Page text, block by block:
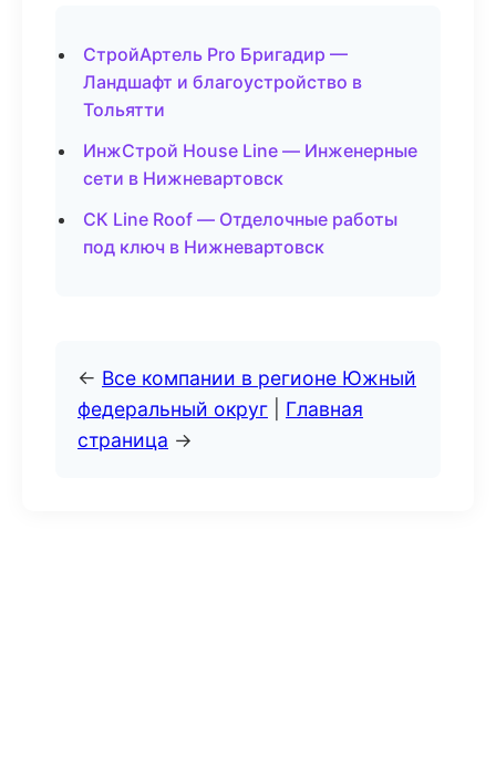
СтройАртель Pro Бригадир —
Ландшафт и благоустройство в
Тольятти
ИнжСтрой House Line — Инженерные
сети в Нижневартовск
СК Line Roof — Отделочные работы
под ключ в Нижневартовск
← Все компании в регионе Южный
федеральный округ
Главная
страница →